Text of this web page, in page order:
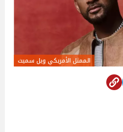
الممثل الأمريكي ويل سميث